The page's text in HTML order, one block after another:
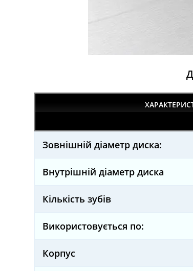
Зовнішній діаметр диска:
Внутрішній діаметр диска
Кількість зубів
Використовується по:
Корпус